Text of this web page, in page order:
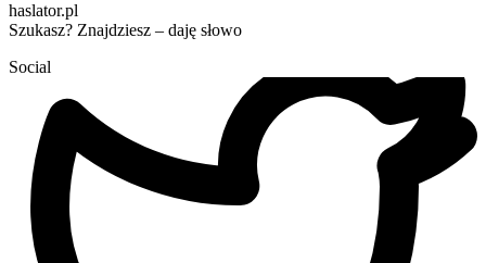
haslator.pl
Szukasz? Znajdziesz – daję słowo
Social